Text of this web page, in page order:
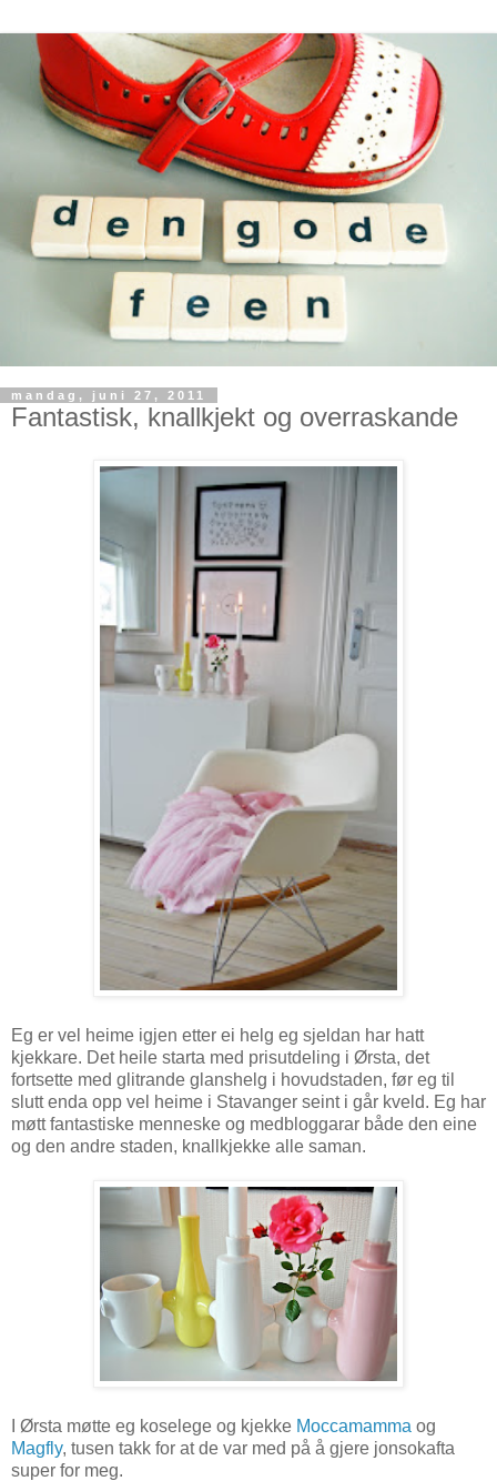
mandag, juni 27, 2011
Fantastisk, knallkjekt og overraskande
Eg er vel heime igjen etter ei helg eg sjeldan har hatt
kjekkare. Det heile starta med prisutdeling i Ørsta, det
fortsette med glitrande glanshelg i hovudstaden, før eg til
slutt enda opp vel heime i Stavanger seint i går kveld. Eg har
møtt fantastiske menneske og medbloggarar både den eine
og den andre staden, knallkjekke alle saman.
I Ørsta møtte eg koselege og kjekke Moccamamma og
Magfly, tusen takk for at de var med på å gjere jonsokafta
super for meg.